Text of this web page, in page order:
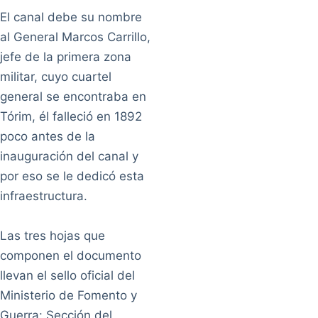
El canal debe su nombre
al General Marcos Carrillo,
jefe de la primera zona
militar, cuyo cuartel
general se encontraba en
Tórim, él falleció en 1892
poco antes de la
inauguración del canal y
por eso se le dedicó esta
infraestructura.
Las tres hojas que
componen el documento
llevan el sello oficial del
Ministerio de Fomento y